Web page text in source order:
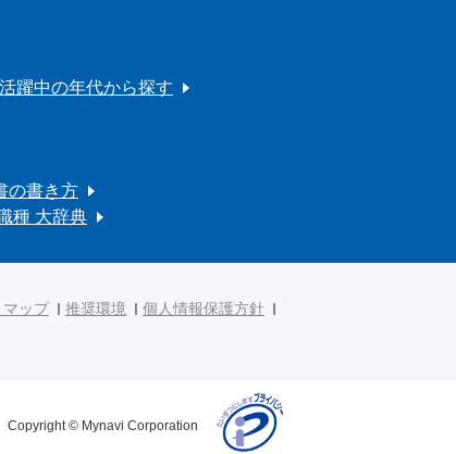
活躍中の年代から探す
の書き方
種 大辞典
ップ 推奨環境
個人情報保護方針
Copyright © Mynavi Corporation